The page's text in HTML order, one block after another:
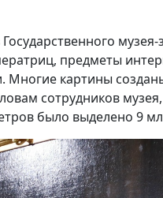
музея-
предметы
Многие картины
сотрудников
было выделено 9